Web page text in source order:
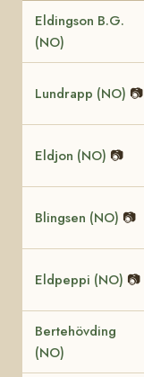
Eldingson B.G.
(NO)
Lundrapp (NO) 📷
Eldjon (NO) 📷
Blingsen (NO) 📷
Eldpeppi (NO) 📷
Bertehövding
(NO)